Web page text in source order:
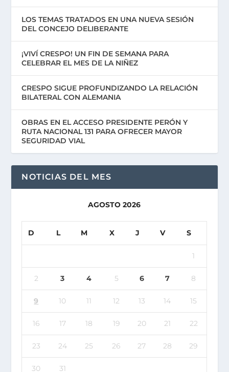
LOS TEMAS TRATADOS EN UNA NUEVA SESIÓN
DEL CONCEJO DELIBERANTE
¡VIVÍ CRESPO! UN FIN DE SEMANA PARA
CELEBRAR EL MES DE LA NIÑEZ
CRESPO SIGUE PROFUNDIZANDO LA RELACIÓN
BILATERAL CON ALEMANIA
OBRAS EN EL ACCESO PRESIDENTE PERÓN Y
RUTA NACIONAL 131 PARA OFRECER MAYOR
SEGURIDAD VIAL
NOTICIAS DEL MES
AGOSTO 2026
D L M X J V S
1
2 3 4 5 6 7 8
9 10 11 12 13 14 15
16 17 18 19 20 21 22
23 24 25 26 27 28 29
30 31